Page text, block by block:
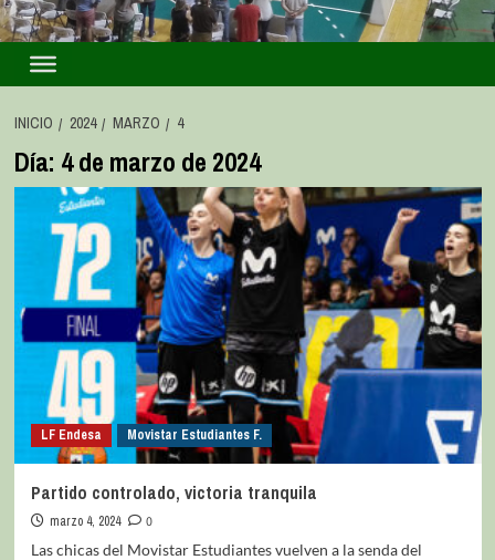
INICIO 2024 MARZO 4
Día: 4 de marzo de 2024
LF Endesa Movistar Estudiantes F.
Partido controlado, victoria tranquila
marzo 4, 2024
0
Las chicas del Movistar Estudiantes vuelven a la senda del